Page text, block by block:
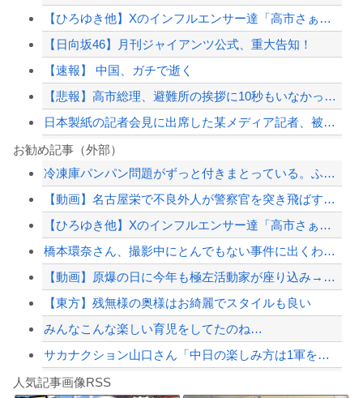
【ひろゆき他】Xのインフルエンサー達「高市さぁ、為替介入で我々の税金11兆円が消...
【日向坂46】月刊ジャイアンツ公式、重大告知！
【速報】 中国、ガチで逝く
【悲報】高市総理、避難所の挨拶に10秒もいなかったと被災者から暴露されるｗｗｗｗ...
日本製紙の記者会見に出席した某メディア記者、被害者の個人情報を執拗に聞き出そうと...
死去した有名作家の遺作が予約開始、すると『信じられない問い合わせがあった』と書店...
【言葉狩り】「ママ応援」が炎上して謝罪…もう何も言えない
【悲報】 有吉、一般人に「ド正論」を叩きつけて炎上ｗｗｗｗｗｗｗｗ
【配信者】「金バエ」のSNS更新が1週間途絶え、様々な憶測が飛び交う。1週間ぶり...
【緊急速報】NYで警官が黒人男性の首を絞め、暴動第二波不可避へ
Powered by livedoor 相互RSS
お勧め記事（外部）
冷凍庫パンパン問題がずっと付きまとっている。ふるさと納税も頼みたいけれど入れる場...
【動画】名古屋栄で不良外人が警察官を突き飛ばす。逮捕しろやｗｗｗ
【ひろゆき他】Xのインフルエンサー達「高市さぁ、為替介入で我々の税金11兆円が消...
橋本環奈さん、撮影中にとんでもない事件に出くわす…警察も出動
【動画】原爆の日に今年も極左活動家が座り込み→県警に強制排除される動画が話題に
【東方】残無様の奥様はお綺麗でスタイルも良い
みんなこんな楽しい育児をしてたのね…
サカナクション山口さん「中日の楽しみ方は1軍をファーム戦として見る。勝敗じゃない...
人気記事画像RSS